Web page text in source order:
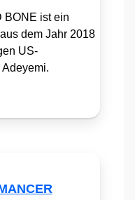
BONE ist ein
dem Jahr 2018
US-